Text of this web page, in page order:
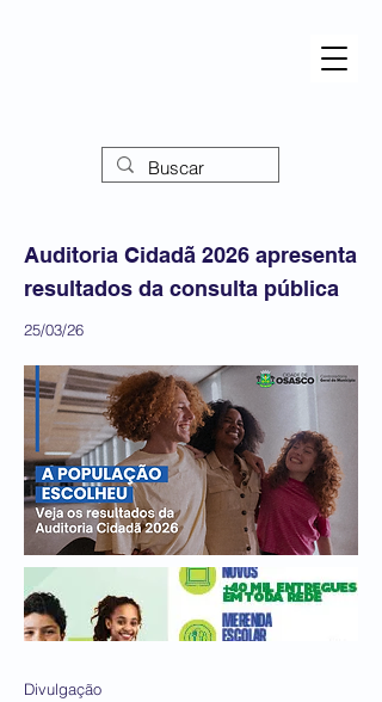
Auditoria Cidadã 2026 apresenta
resultados da consulta pública
25/03/26
Divulgação